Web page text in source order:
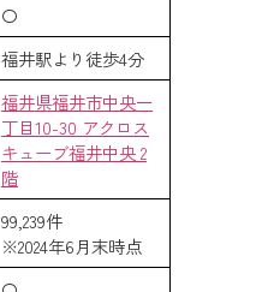
〇
福井駅より徒歩4分
福井県福井市中央一
丁目10-30 アクロス
キューブ福井中央 2
階
99,239件
※2024年6月末時点